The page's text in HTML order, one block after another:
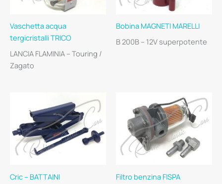
Vaschetta acqua
tergicristalli TRICO
LANCIA FLAMINIA – Touring /
Zagato
Bobina MAGNETI MARELLI
B 200B – 12V superpotente
Cric – BATTAINI
Filtro benzina FISPA